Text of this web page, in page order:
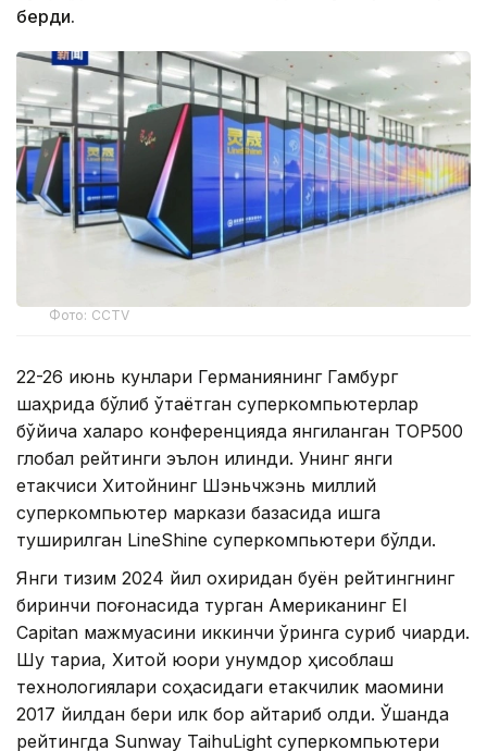
берди.
Фото: CCTV
22-26 июнь кунлари Германиянинг Гамбург
шаҳрида бўлиб ўтаётган суперкомпьютерлар
бўйича халқаро конференцияда янгиланган TOP500
глобал рейтинги эълон қилинди. Унинг янги
етакчиси Хитойнинг Шэньчжэнь миллий
суперкомпьютер маркази базасида ишга
туширилган LineShine суперкомпьютери бўлди.
Янги тизим 2024 йил охиридан буён рейтингнинг
биринчи поғонасида турган Американинг El
Capitan мажмуасини иккинчи ўринга суриб чиқарди.
Шу тариқа, Хитой юқори унумдор ҳисоблаш
технологиялари соҳасидаги етакчилик мақомини
2017 йилдан бери илк бор қайтариб олди. Ўшанда
рейтингда Sunway TaihuLight суперкомпьютери